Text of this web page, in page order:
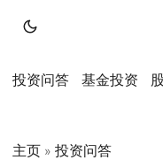
投资问答 基金投资
主页 » 投资问答